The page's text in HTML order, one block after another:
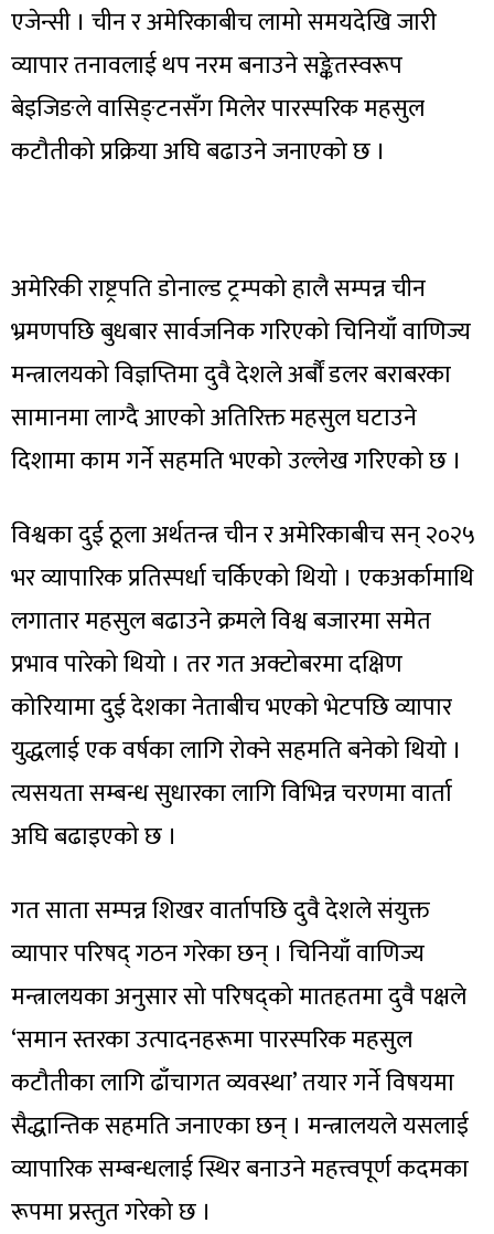
एजेन्सी । चीन र अमेरिकाबीच लामो समयदेखि जारी
व्यापार तनावलाई थप नरम बनाउने सङ्केतस्वरूप
बेइजिङले वासिङ्टनसँग मिलेर पारस्परिक महसुल
कटौतीको प्रक्रिया अघि बढाउने जनाएको छ ।
अमेरिकी राष्ट्रपति डोनाल्ड ट्रम्पको हालै सम्पन्न चीन
भ्रमणपछि बुधबार सार्वजनिक गरिएको चिनियाँ वाणिज्य
मन्त्रालयको विज्ञप्तिमा दुवै देशले अर्बौं डलर बराबरका
सामानमा लाग्दै आएको अतिरिक्त महसुल घटाउने
दिशामा काम गर्ने सहमति भएको उल्लेख गरिएको छ ।
विश्वका दुई ठूला अर्थतन्त्र चीन र अमेरिकाबीच सन् २०२५
भर व्यापारिक प्रतिस्पर्धा चर्किएको थियो । एकअर्कामाथि
लगातार महसुल बढाउने क्रमले विश्व बजारमा समेत
प्रभाव पारेको थियो । तर गत अक्टोबरमा दक्षिण
कोरियामा दुई देशका नेताबीच भएको भेटपछि व्यापार
युद्धलाई एक वर्षका लागि रोक्ने सहमति बनेको थियो ।
त्यसयता सम्बन्ध सुधारका लागि विभिन्न चरणमा वार्ता
अघि बढाइएको छ ।
गत साता सम्पन्न शिखर वार्तापछि दुवै देशले संयुक्त
व्यापार परिषद् गठन गरेका छन् । चिनियाँ वाणिज्य
मन्त्रालयका अनुसार सो परिषद्को मातहतमा दुवै पक्षले
‘समान स्तरका उत्पादनहरूमा पारस्परिक महसुल
कटौतीका लागि ढाँचागत व्यवस्था’ तयार गर्ने विषयमा
सैद्धान्तिक सहमति जनाएका छन् । मन्त्रालयले यसलाई
व्यापारिक सम्बन्धलाई स्थिर बनाउने महत्त्वपूर्ण कदमका
रूपमा प्रस्तुत गरेको छ ।